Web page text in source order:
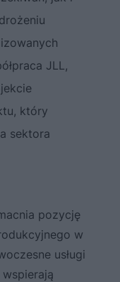
JLL,
który
sektora
pozycję
w
usługi